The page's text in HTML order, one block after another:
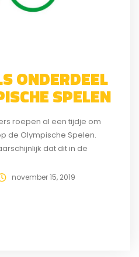
ONDERDEEL
SPELEN
roepen al een tijdje om
de Olympische Spelen.
dat dit in de
wordt er niet ingegaan op
november 15, 2019